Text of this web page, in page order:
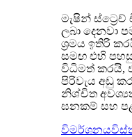
මැෂින්
ලබා දෙනවා
ශ්‍රමය ඉතිරි
සමඟ එහි
විධිමත් කරයි,
පිරිවැය අඩු
නිශ්චිත
ඝනකම් සහ
විමර්ශනය